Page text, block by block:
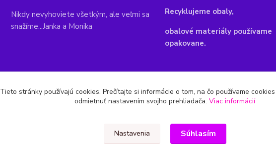
Nikdy nevyhoviete všetkým, ale veľmi sa
snažíme...Janka a Monika
Recyklujeme obaly,
obalové materiály používame
opakovane.
Tieto stránky používajú cookies. Prečítajte si informácie o tom, na čo používame
odmietnuť nastavením svojho prehliadača. Viac informácií
Nastavenia Súhlasím